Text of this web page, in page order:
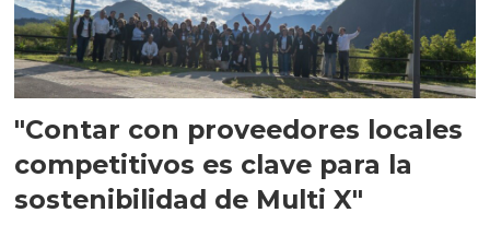
"Contar con proveedores locales
competitivos es clave para la
sostenibilidad de Multi X"